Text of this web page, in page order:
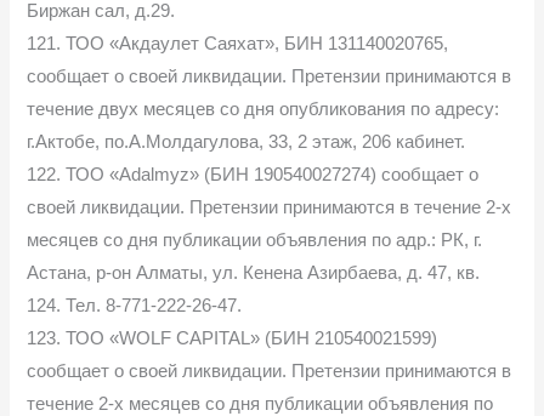
Биржан сал, д.29.
121. ТОО «Акдаулет Саяхат», БИН 131140020765,
сообщает о своей ликвидации. Претензии принимаются в
течение двух месяцев со дня опубликования по адресу:
г.Актобе, по.А.Молдагулова, 33, 2 этаж, 206 кабинет.
122. ТОО «Adalmyz» (БИН 190540027274) сообщает о
своей ликвидации. Претензии принимаются в течение 2-х
месяцев со дня публикации объявления по адр.: РК, г.
Астана, р-он Алматы, ул. Кенена Азирбаева, д. 47, кв.
124. Тел. 8-771-222-26-47.
123. ТОО «WOLF CAPITAL» (БИН 210540021599)
сообщает о своей ликвидации. Претензии принимаются в
течение 2-х месяцев со дня публикации объявления по